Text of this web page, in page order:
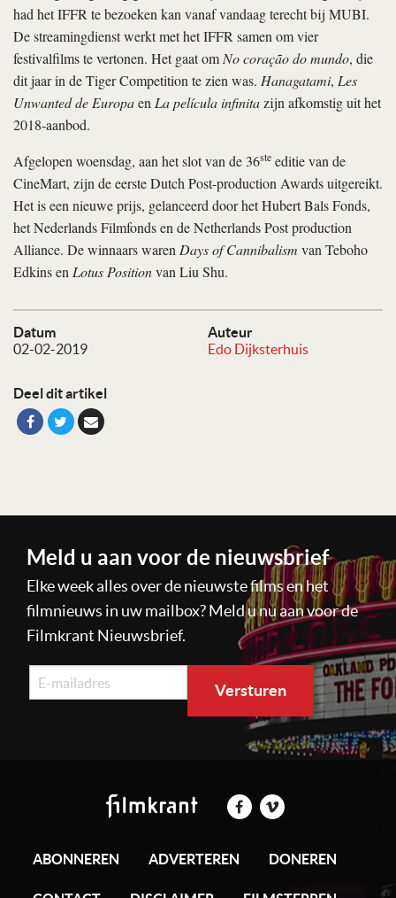
Datum
02-02-2019
Auteur
Edo Dijksterhuis
Deel dit artikel
had het IFFR te bezoeken kan vanaf vandaag terecht bij MUBI.
De streamingdienst werkt met het IFFR samen om vier
festivalfilms te vertonen. Het gaat omNo coração do mundo, die
dit jaar in de Tiger Competition te zien was. Hanagatami, Les
Unwanted de EuropaenLa película infinitazijn afkomstig uit het
2018-aanbod.
Afgelopen woensdag, aan het slot van de 36ste editie van de
CineMart, zijn de eerste Dutch Post-production Awards uitgereikt.
Het is een nieuwe prijs, gelanceerd door het Hubert Bals Fonds,
het Nederlands Filmfonds en de Netherlands Post production
Alliance. De winnaars warenDays of Cannibalism van Teboho
Edkins enLotus Positionvan Liu Shu.
Meld u aan voor de nieuwsbrief
Elke week alles over de nieuwste films en het
filmnieuws in uw mailbox? Meld u nu aan voor de
Filmkrant Nieuwsbrief.
ABONNEREN ADVERTEREN DONEREN